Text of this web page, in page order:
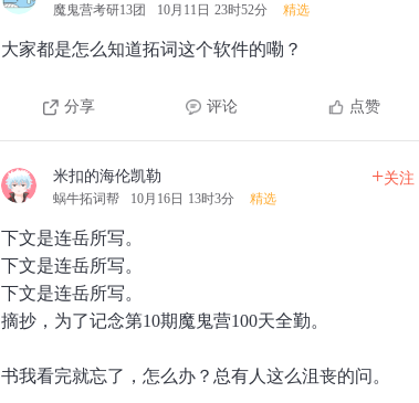
魔鬼营考研13团 10月11日 23时52分 精选
大家都是怎么知道拓词这个软件的嘞？
分享 评论 点赞
米扣的海伦凯勒
蜗牛拓词帮 10月16日 13时3分 精选
+关注
下文是连岳所写。
下文是连岳所写。
下文是连岳所写。
摘抄，为了记念第10期魔鬼营100天全勤。
书我看完就忘了，怎么办？总有人这么沮丧的问。